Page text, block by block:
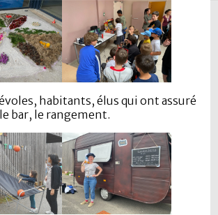
habitants, élus qui ont assuré
bar, le rangement.